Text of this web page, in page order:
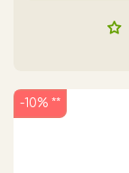
-10% **